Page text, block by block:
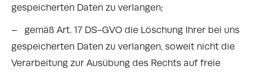
gespeicherten Daten zu verlangen;
– gemäß Art. 17 DS-GVO die Löschung Ihrer bei uns
gespeicherten Daten zu verlangen, soweit nicht die
Verarbeitung zur Ausübung des Rechts auf freie